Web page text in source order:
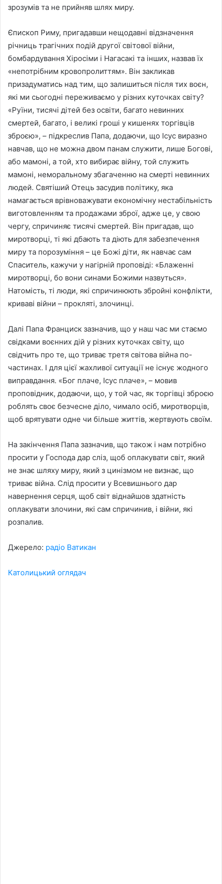
зрозумів та не прийняв шлях миру.
Єпископ Риму, пригадавши нещодавні відзначення
річниць трагічних подій другої світової війни,
бомбардування Хіросіми і Нагасакі та інших, назвав їх
«непотрібним кровопролиттям». Він закликав
призадуматись над тим, що залишиться після тих воєн,
які ми сьогодні переживаємо у різних куточках світу?
«Руїни, тисячі дітей без освіти, багато невинних
смертей, багато, і великі гроші у кишенях торгівців
зброєю», – підкреслив Папа, додаючи, що Ісус виразно
навчав, що не можна двом панам служити, лише Богові,
або мамоні, а той, хто вибирає війну, той служить
мамоні, неморальному збагаченню на смерті невинних
людей. Святіший Отець засудив політику, яка
намагається врівноважувати економічну нестабільність
виготовленням та продажами зброї, адже це, у свою
чергу, спричиняє тисячі смертей. Він пригадав, що
миротворці, ті які дбають та діють для забезпечення
миру та порозуміння – це Божі діти, як навчає сам
Спаситель, кажучи у нагірній проповіді: «Блаженні
миротворці, бо вони синами Божими назвуться».
Натомість, ті люди, які спричинюють збройні конфлікти,
криваві війни – прокляті, злочинці.
Далі Папа Франциск зазначив, що у наш час ми стаємо
свідками воєнних дій у різних куточках світу, що
свідчить про те, що триває третя світова війна по-
частинах. І для цієї жахливої ситуації не існує жодного
виправдання. «Бог плаче, Ісус плаче», – мовив
проповідник, додаючи, що, у той час, як торгівці зброєю
роблять своє безчесне діло, чимало осіб, миротворців,
щоб врятувати одне чи більше життів, жертвують своїм.
На закінчення Папа зазначив, що також і нам потрібно
просити у Господа дар сліз, щоб оплакувати світ, який
не знає шляху миру, який з цинізмом не визнає, що
триває війна. Слід просити у Всевишнього дар
навернення серця, щоб світ віднайшов здатність
оплакувати злочини, які сам спричинив, і війни, які
розпалив.
Джерело: радіо Ватикан
Католицький оглядач